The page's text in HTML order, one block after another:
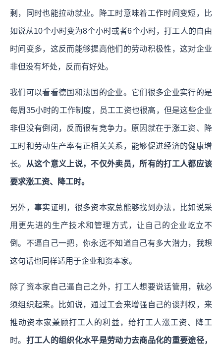
剩，同时也能拉动就业。降工时意味着工作时间变短，比
如说从10个小时变为8个小时或者6个小时，打工人的自由
时间变多，这反而能够提高他们的劳动积极性，这对企业
非但没有坏处，反而有好处。
我们可以看看德国和法国的企业。它们很多企业实行的是
每周35小时的工作制度，员工工资也很高，但是这些企业
非但没有倒闭，反而很有竞争力。原因就在于涨工资、降
工时和劳动生产率有正相关关系，能够促进经济的健康增
长。 从这个意义上说，不仅外卖员，所有的打工人都应该
要求涨工资、降工时。
另外，事实证明，很多资本家总能够找到办法，比如说采
用更先进的生产技术和管理方式，让自己的企业屹立不
倒。 不逼自己一把，你永远不知道自己有多大潜力，我想
这句话也同样适用于企业和资本家。
除了资本家自己逼自己之外，打工人想要说话管用，就必
须组织起来。比如说，通过工会来增强自己的谈判权，来
推动资本家兼顾打工人的利益，给打工人涨工资、降工
时。 打工人的组织化水平是劳动力去商品化的重要途径，